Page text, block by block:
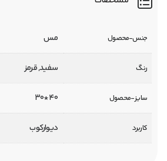
جنس-محصول مس
رنگ سفید, قرمز
سایز-محصول 40*30
کاربرد دیوارکوب